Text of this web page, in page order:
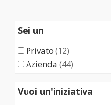
Sei un
Privato (12)
Azienda (44)
Vuoi un'iniziativa